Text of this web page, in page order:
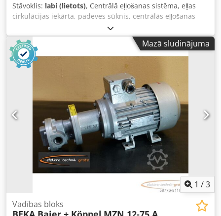
Stāvoklis: labi (lietots), Centrālā eļļošanas sistēma, eļļas
cirkulācijas iekārta, padeves sūknis, centrālās eļļošanas
agregāts, smērvielas sūknis, virzuļa sūknis, eļļošanas
sūknis, eļļas centrālās eļļošanas sūknis, vienlīnijas
eļļošanas sistēma - Ražotājs: BEKA Baier+Köppel, eļļas
centrālās eļļošanas sūknis no frēzmašīnas Deckel FP4L -
Tips: EA 6.3 - Motors: ABM 0,18 kW - Izmēri: 280/140/A375
mm Chjdpfsupbciex Aicja - Svars: 14,1 kg
Mazā sludinājuma
1 /3
Vadības bloks